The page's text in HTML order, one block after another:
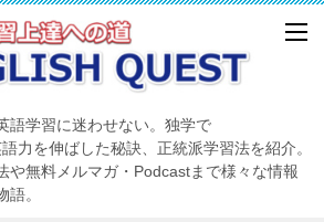
語学習に迷わせない。独学で
力を伸ばした秘訣、正統派学習法を紹介。
や無料メルマガ・Podcastまで様々な情報
。